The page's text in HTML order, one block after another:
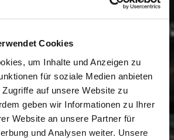
Cookies
um Inhalte und Anzeigen zu
für soziale Medien anbieten
auf unsere Website zu
geben wir Informationen zu Ihrer
Website an unsere Partner für
und Analysen weiter. Unsere